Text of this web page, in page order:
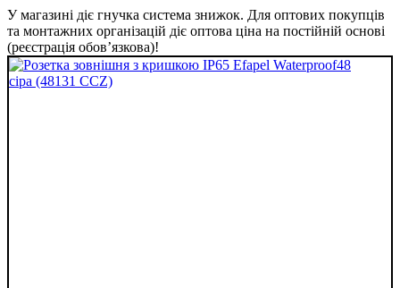
У магазині діє гнучка система знижок. Для оптових покупців
та монтажних організацій діє оптова ціна на постійній основі
(реєстрація обов’язкова)!